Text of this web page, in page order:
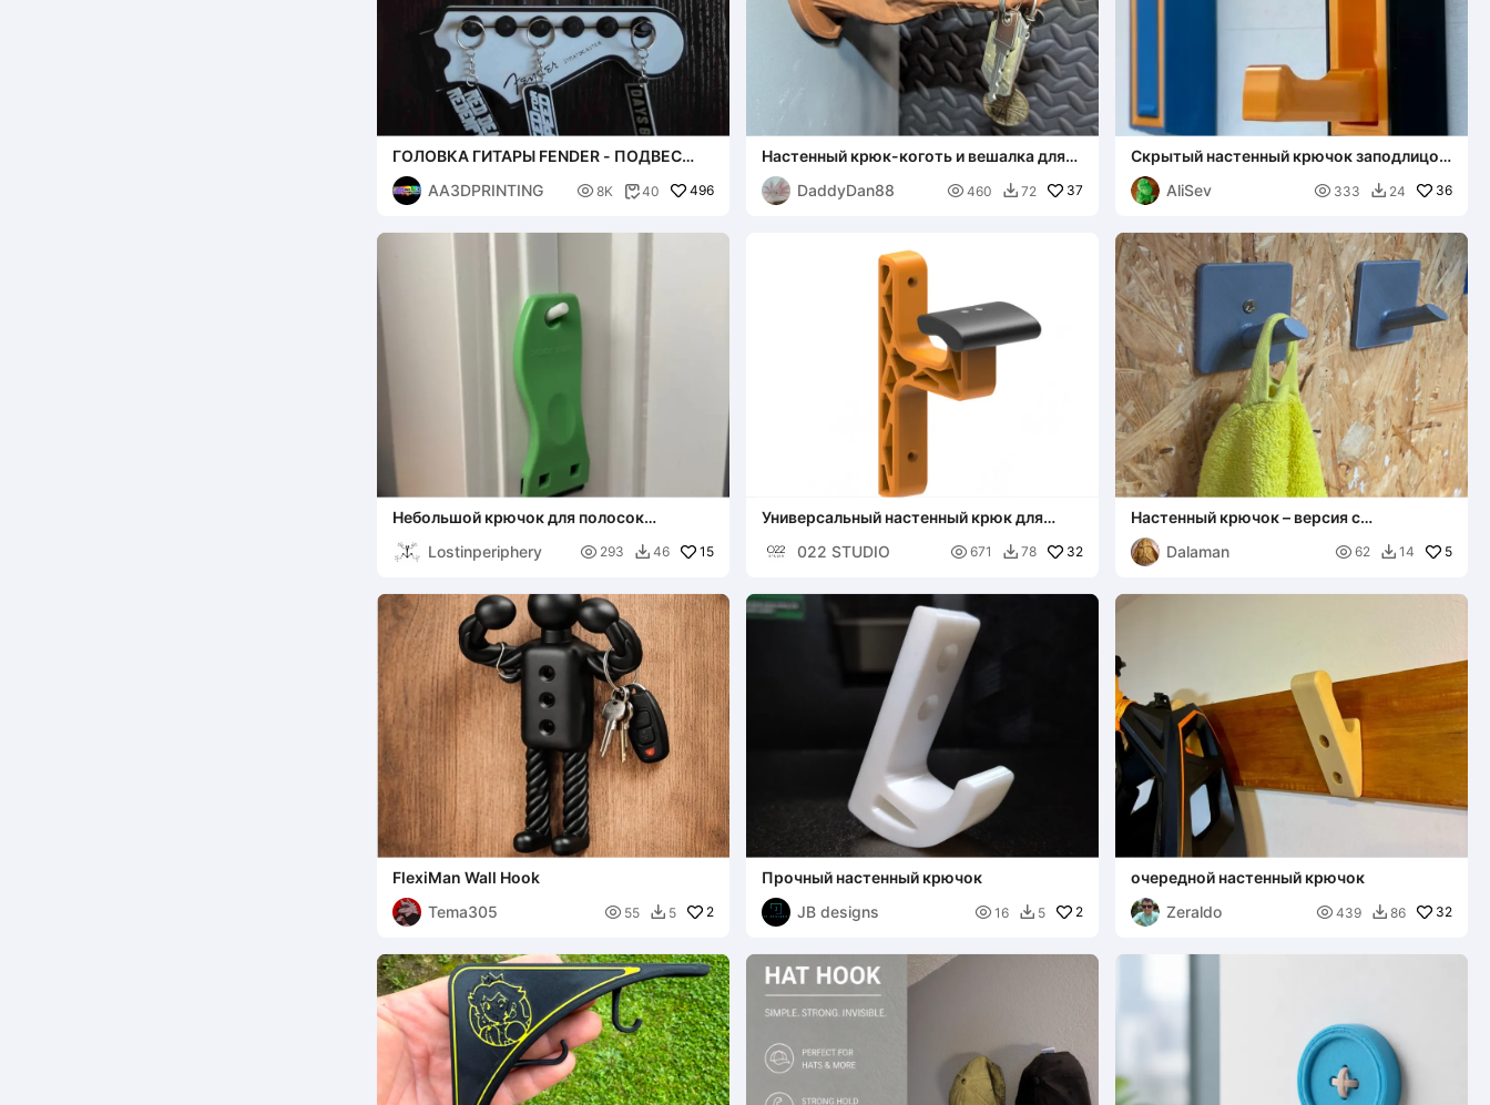
ГОЛОВКА ГИТАРЫ FENDER - ПОДВЕС
ДЛЯ КЛЮЧЕЙ / НАСТЕННОЕ УКРАШЕНИЕ
AA3DPRINTING
 8K 40 496
Настенный крюк-коготь и вешалка для
ключей - Без поддержек
DaddyDan88
 460  72 37
Скрытый настенный крючок заподлицо_
прочный
AliSev
 333  24 36
Небольшой крючок для полосок
Lostinperiphery
 293  46 15
Универсальный настенный крюк для
022 STUDIO
 671  78 32
Настенный крючок – версия с
отверстием под винт и без отверстия
Dalaman
 62  14 5
FlexiMan Wall Hook
Tema305
 55  5 2
Прочный настенный крючок
JB designs
 16  5 2
очередной настенный крючок
Zeraldo
 439  86 32